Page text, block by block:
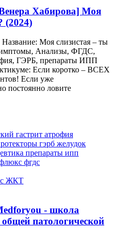
Хабирова] Моя
(2024)
Моя слизистая – ты
Анализы, ФГДС,
ГЭРБ, препараты ИПП
Если коротко – ВСЕХ
Если уже
постоянно ловите
гастрит атрофия
гэрб желудок
препараты ипп
фгдс
с ЖКТ
- школа
патологической